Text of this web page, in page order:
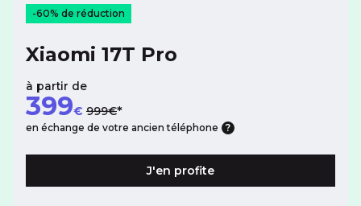
-60% de réduction
Xiaomi 17T Pro
à partir de
399€ 999€
en échange de votre ancien téléphone
J'en profite